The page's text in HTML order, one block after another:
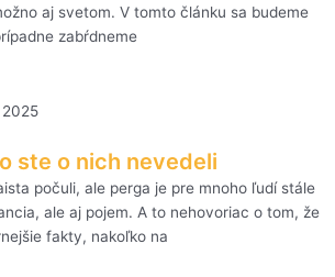
aj svetom. V tomto článku sa budeme
zabŕdneme
ste o nich nevedeli
počuli, ale perga je pre mnoho ľudí stále
ale aj pojem. A to nehovoriac o tom, že
fakty, nakoľko na